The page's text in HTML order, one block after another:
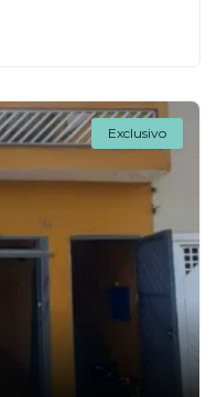
Exclusivo